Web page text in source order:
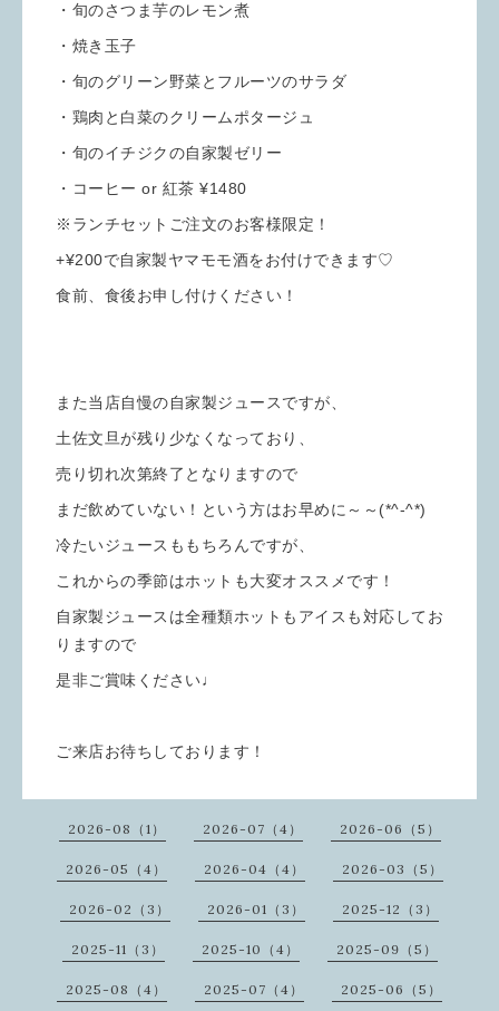
・旬のさつま芋のレモン煮
・焼き玉子
・旬のグリーン野菜とフルーツのサラダ
・鶏肉と白菜のクリームポタージュ
・旬のイチジクの自家製ゼリー
・コーヒー or 紅茶 ¥1480
※ランチセットご注文のお客様限定！
+¥200で自家製ヤマモモ酒をお付けできます♡
食前、食後お申し付けください！
また当店自慢の自家製ジュースですが、
土佐文旦が残り少なくなっており、
売り切れ次第終了となりますので
まだ飲めていない！という方はお早めに～～(*^-^*)
冷たいジュースももちろんですが、
これからの季節はホットも大変オススメです！
自家製ジュースは全種類ホットもアイスも対応してお
りますので
是非ご賞味ください♩
ご来店お待ちしております！
2026-08（1） 2026-07（4） 2026-06（5）
2026-05（4） 2026-04（4） 2026-03（5）
2026-02（3） 2026-01（3） 2025-12（3）
2025-11（3） 2025-10（4） 2025-09（5）
2025-08（4） 2025-07（4） 2025-06（5）